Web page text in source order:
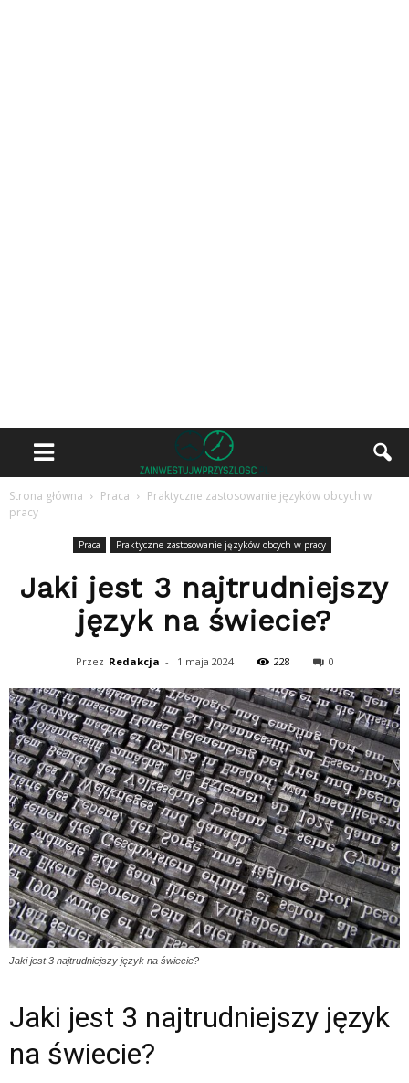
Strona główna Praca
Praktyczne zastosowanie języków obcych w
pracy
Praca Praktyczne zastosowanie języków obcych w pracy
Jaki jest 3 najtrudniejszy
język na świecie?
Przez Redakcja - 1 maja 2024 228 0
Jaki jest 3 najtrudniejszy język na świecie?
Jaki jest 3 najtrudniejszy język
na świecie?